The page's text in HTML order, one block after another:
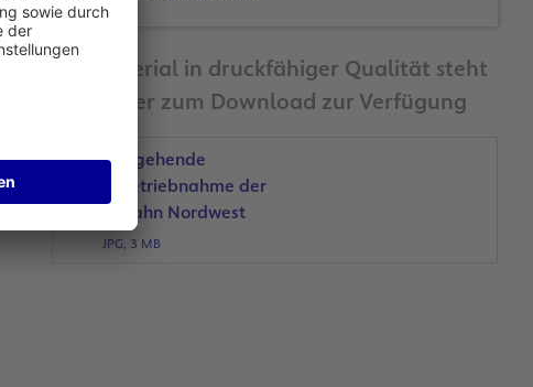
Bildmaterial in druckfähiger Qualität steht
Ihnen hier zum Download zur Verfügung
Vorübergehende
Außerbetriebnahme der
Landebahn Nordwest
JPG, 3 MB